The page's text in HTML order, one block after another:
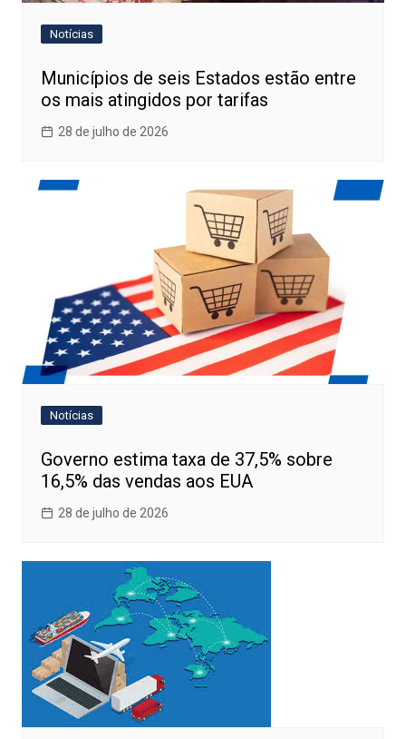
Notícias
Municípios de seis Estados estão entre
os mais atingidos por tarifas
28 de julho de 2026
Notícias
Governo estima taxa de 37,5% sobre
16,5% das vendas aos EUA
28 de julho de 2026